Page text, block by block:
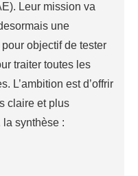
Leur mission va
une
objectif de tester
traiter toutes les
L’ambition est d’offrir
claire et plus
synthèse :